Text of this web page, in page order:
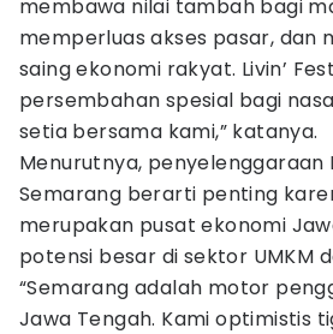
membawa nilai tambah bagi
memperluas akses pasar, dan
saing ekonomi rakyat. Livin’
persembahan spesial bagi
setia bersama kami,” katanya.
Menurutnya, penyelenggaraan
Semarang berarti penting
merupakan pusat ekonomi
potensi besar di sektor UMKM
“Semarang adalah motor
Jawa Tengah. Kami optimistis